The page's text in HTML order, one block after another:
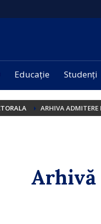
Educație Studenți
ARHIVA ADMITERE
Arhivă